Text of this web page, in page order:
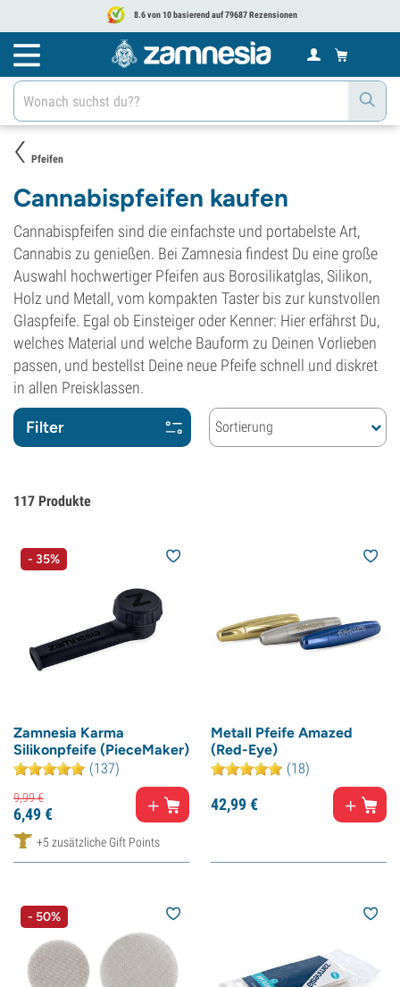
8.6 von 10 basierend auf 79687 Rezensionen
Pfeifen
Cannabispfeifen kaufen
Cannabispfeifen sind die einfachste und portabelste Art,
Cannabis zu genießen. Bei Zamnesia findest Du eine große
Auswahl hochwertiger Pfeifen aus Borosilikatglas, Silikon,
Holz und Metall, vom kompakten Taster bis zur kunstvollen
Glaspfeife. Egal ob Einsteiger oder Kenner: Hier erfährst Du,
welches Material und welche Bauform zu Deinen Vorlieben
passen, und bestellst Deine neue Pfeife schnell und diskret
in allen Preisklassen.
Filter Sortierung
117 Produkte
- 35%
Zamnesia Karma
Silikonpfeife (PieceMaker)
(137)
9,99€
6,49€
+5 zusätzliche Gift Points
Metall Pfeife Amazed
(Red-Eye)
(18)
42,99€
- 50%